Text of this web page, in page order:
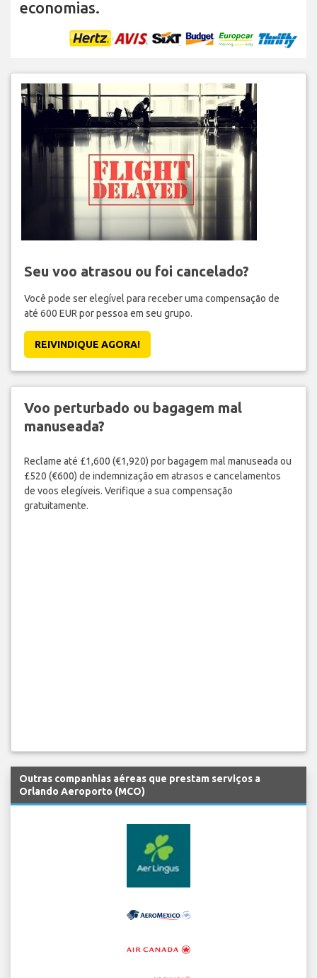
economias.
Seu voo atrasou ou foi cancelado?
Você pode ser elegível para receber uma compensação de
até 600 EUR por pessoa em seu grupo.
REIVINDIQUE AGORA!
Voo perturbado ou bagagem mal
manuseada?
Reclame até £1,600 (€1,920) por bagagem mal manuseada ou
£520 (€600) de indemnização em atrasos e cancelamentos
de voos elegíveis. Verifique a sua compensação
gratuitamente.
Outras companhias aéreas que prestam serviços a
Orlando Aeroporto (MCO)